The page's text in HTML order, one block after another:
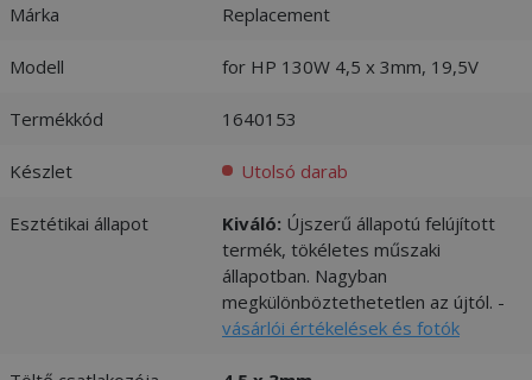
Márka Replacement
Modell for HP 130W 4,5 x 3mm, 19,5V
Termékkód 1640153
Készlet Utolsó darab
Esztétikai állapot Kiváló: Újszerű állapotú felújított
termék, tökéletes műszaki
állapotban. Nagyban
megkülönböztethetetlen az újtól. -
vásárlói értékelések és fotók